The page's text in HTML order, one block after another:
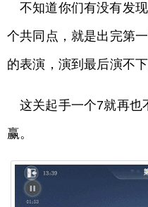
不知道你们有没有发
个共同点，就是出完第
的表演，演到最后演不
这关起手一个7就再也
赢。